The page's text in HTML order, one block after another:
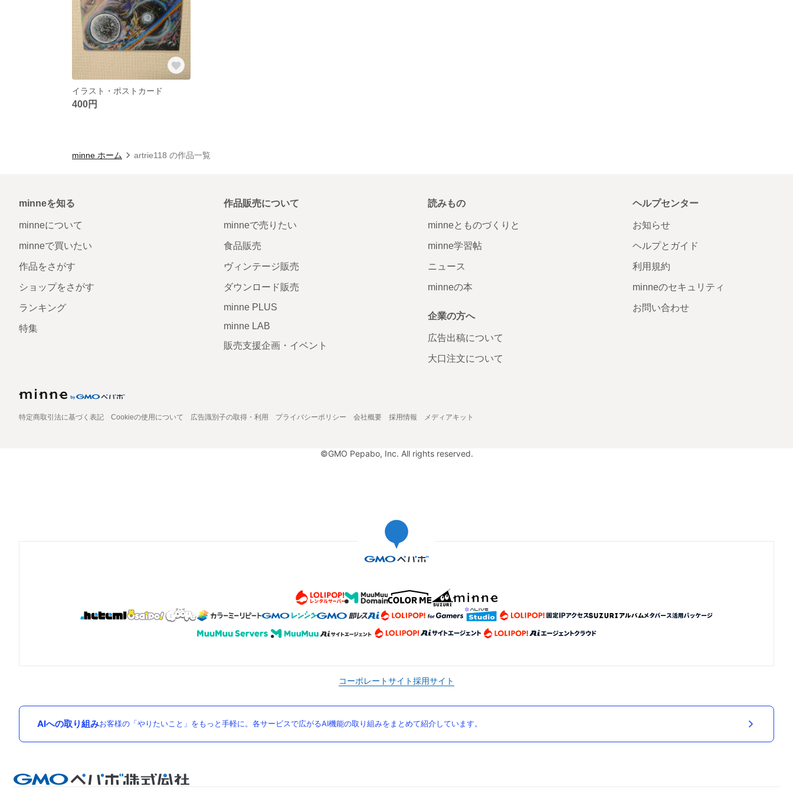
イラスト・ポストカード
400円
minne ホーム artrie118 の作品一覧
minneを知る
minneについて
minneで買いたい
作品をさがす
ショップをさがす
ランキング
特集
作品販売について
minneで売りたい
食品販売
ヴィンテージ販売
ダウンロード販売
minne PLUS
minne LAB
販売支援企画・イベント
読みもの
minneとものづくりと
minne学習帖
ニュース
minneの本
企業の方へ
広告出稿について
大口注文について
ヘルプセンター
お知らせ
ヘルプとガイド
利用規約
minneのセキュリティ
お問い合わせ
特定商取引法に基づく表記 Cookieの使用について 広告識別子の取得・利用 プライバシーポリシー 会社概要 採用情報 メディアキット
©GMO Pepabo, Inc. All rights reserved.
コーポレートサイト採用サイト
AIへの取り組みお客様の「やりたいこと」をもっと手軽に。各サービスで広がるAI機能の取り組みをまとめて紹介しています。